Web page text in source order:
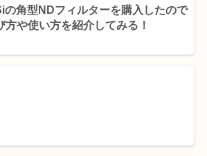
の角型NDフィルターを購入したので
方や使い方を紹介してみる！